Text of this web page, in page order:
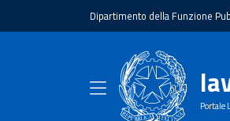
Dipartimento della Funzione
Portale